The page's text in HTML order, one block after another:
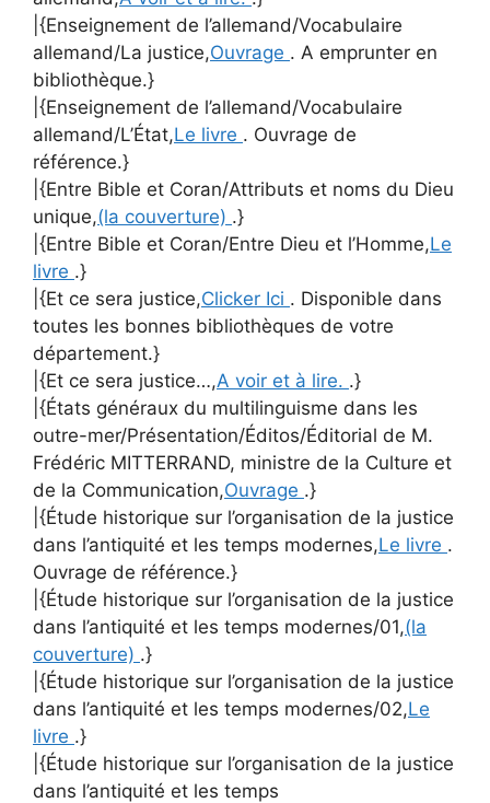
|{Enseignement de l’allemand/Vocabulaire
allemand/La justice,Ouvrage . A emprunter en
bibliothèque.}
|{Enseignement de l’allemand/Vocabulaire
allemand/L’État,Le livre . Ouvrage de
référence.}
|{Entre Bible et Coran/Attributs et noms du Dieu
unique,(la couverture) .}
|{Entre Bible et Coran/Entre Dieu et l’Homme,Le
livre .}
|{Et ce sera justice,Clicker Ici . Disponible dans
toutes les bonnes bibliothèques de votre
département.}
|{Et ce sera justice…,A voir et à lire. .}
|{États généraux du multilinguisme dans les
outre-mer/Présentation/Éditos/Éditorial de M.
Frédéric MITTERRAND, ministre de la Culture et
de la Communication,Ouvrage .}
|{Étude historique sur l’organisation de la justice
dans l’antiquité et les temps modernes,Le livre .
Ouvrage de référence.}
|{Étude historique sur l’organisation de la justice
dans l’antiquité et les temps modernes/01,(la
couverture) .}
|{Étude historique sur l’organisation de la justice
dans l’antiquité et les temps modernes/02,Le
livre .}
|{Étude historique sur l’organisation de la justice
dans l’antiquité et les temps